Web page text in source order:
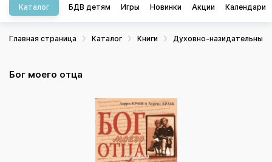
Каталог БДВ детям Игры Новинки Акции Календари
Главная страница Каталог Книги Духовно-назидательные
Бог моего отца